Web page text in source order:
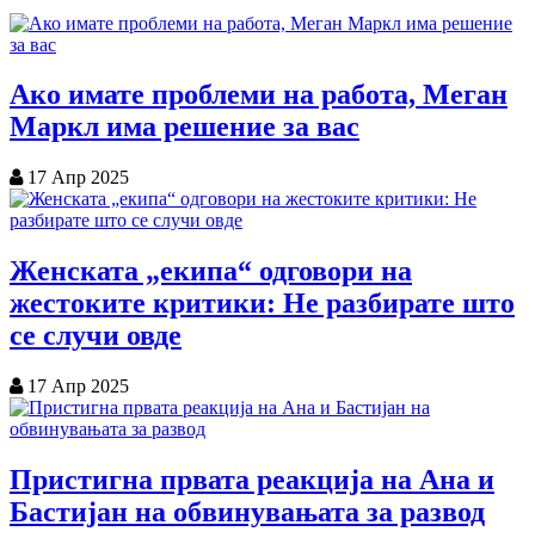
Ако имате проблеми на работа, Меган
Маркл има решение за вас
17 Апр 2025
Женската „екипа“ одговори на
жестоките критики: Не разбирате што
се случи овде
17 Апр 2025
Пристигна првата реакција на Ана и
Бастијан на обвинувањата за развод